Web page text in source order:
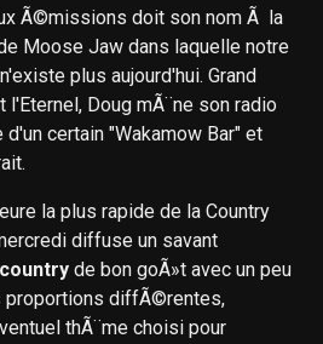
Ã©missions doit son nom Ã la
Moose Jaw dans laquelle notre
plus aujourd'hui. Grand
l'Eternel, Doug mÃ¨ne son radio
certain "Wakamow Bar" et
la plus rapide de la Country
diffuse un savant
de bon goÃ»t avec un peu
proportions diffÃ©rentes,
thÃ¨me choisi pour